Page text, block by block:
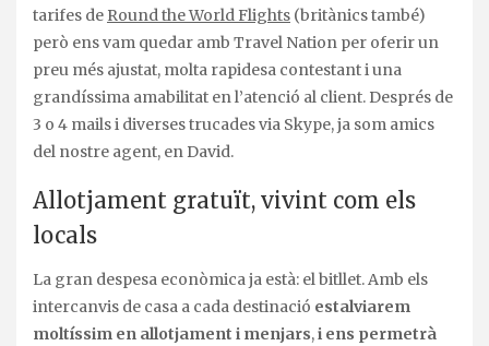
tarifes de Round the World Flights (britànics també)
però ens vam quedar amb Travel Nation per oferir un
preu més ajustat, molta rapidesa contestant i una
grandíssima amabilitat en l’atenció al client. Després de
3 o 4 mails i diverses trucades via Skype, ja som amics
del nostre agent, en David.
Allotjament gratuït, vivint com els
locals
La gran despesa econòmica ja està: el bitllet. Amb els
intercanvis de casa a cada destinació estalviarem
moltíssim en allotjament i menjars,i ens permetrà